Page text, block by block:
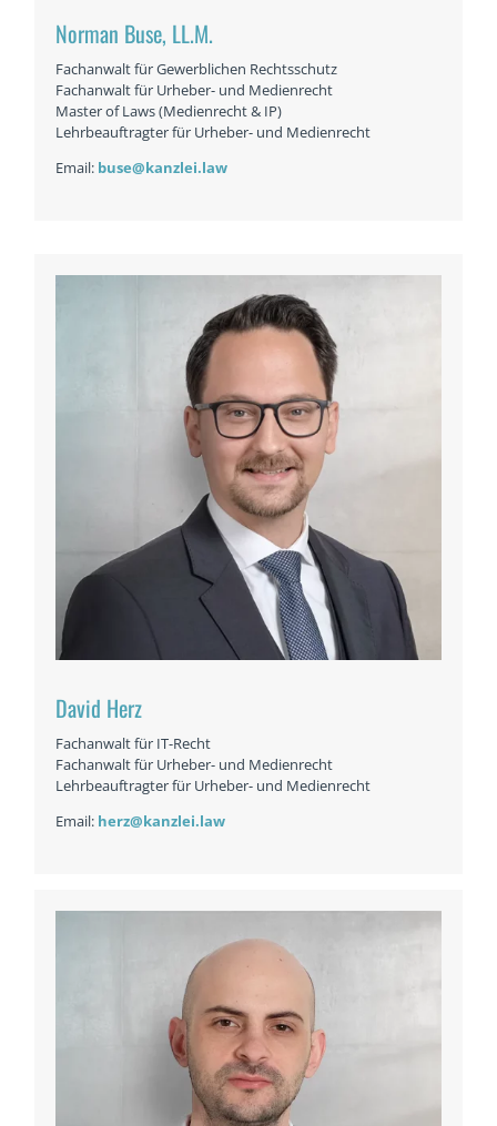
Norman Buse, LL.M.
Fachanwalt für Gewerblichen Rechtsschutz
Fachanwalt für Urheber- und Medienrecht
Master of Laws (Medienrecht & IP)
Lehrbeauftragter für Urheber- und Medienrecht
Email: buse@kanzlei.law
David Herz
Fachanwalt für IT-Recht
Fachanwalt für Urheber- und Medienrecht
Lehrbeauftragter für Urheber- und Medienrecht
Email: herz@kanzlei.law